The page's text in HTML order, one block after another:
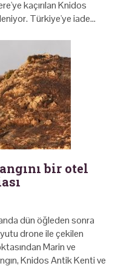
kaçırılan Knidos
Türkiye'ye iade…
bir otel
dün öğleden sonra
drone ile çekilen
Marin ve
Knidos Antik Kenti ve